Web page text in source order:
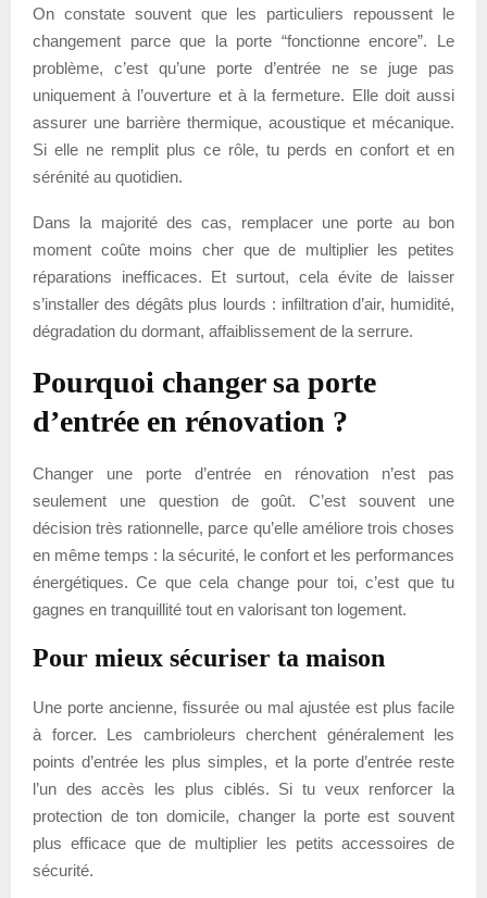
On constate souvent que les particuliers repoussent le
changement parce que la porte “fonctionne encore”. Le
problème, c’est qu’une porte d’entrée ne se juge pas
uniquement à l’ouverture et à la fermeture. Elle doit aussi
assurer une barrière thermique, acoustique et mécanique.
Si elle ne remplit plus ce rôle, tu perds en confort et en
sérénité au quotidien.
Dans la majorité des cas, remplacer une porte au bon
moment coûte moins cher que de multiplier les petites
réparations inefficaces. Et surtout, cela évite de laisser
s’installer des dégâts plus lourds : infiltration d’air, humidité,
dégradation du dormant, affaiblissement de la serrure.
Pourquoi changer sa porte
d’entrée en rénovation ?
Changer une porte d’entrée en rénovation n’est pas
seulement une question de goût. C’est souvent une
décision très rationnelle, parce qu’elle améliore trois choses
en même temps : la sécurité, le confort et les performances
énergétiques. Ce que cela change pour toi, c’est que tu
gagnes en tranquillité tout en valorisant ton logement.
Pour mieux sécuriser ta maison
Une porte ancienne, fissurée ou mal ajustée est plus facile
à forcer. Les cambrioleurs cherchent généralement les
points d’entrée les plus simples, et la porte d’entrée reste
l’un des accès les plus ciblés. Si tu veux renforcer la
protection de ton domicile, changer la porte est souvent
plus efficace que de multiplier les petits accessoires de
sécurité.